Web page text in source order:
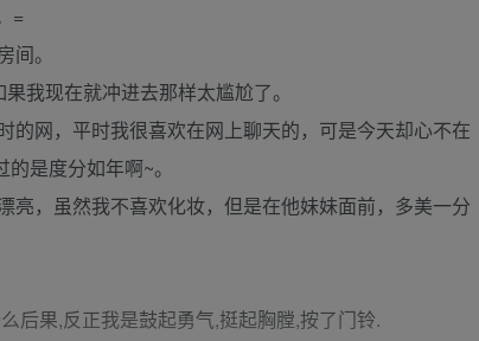
=
间。
我现在就冲进去那样太尴尬了。
网，平时我很喜欢在网上聊天的，可是今天却心不在
是度分如年啊~。
，虽然我不喜欢化妆，但是在他妹妹面前，多美一分
后果,反正我是鼓起勇气,挺起胸膛,按了门铃.